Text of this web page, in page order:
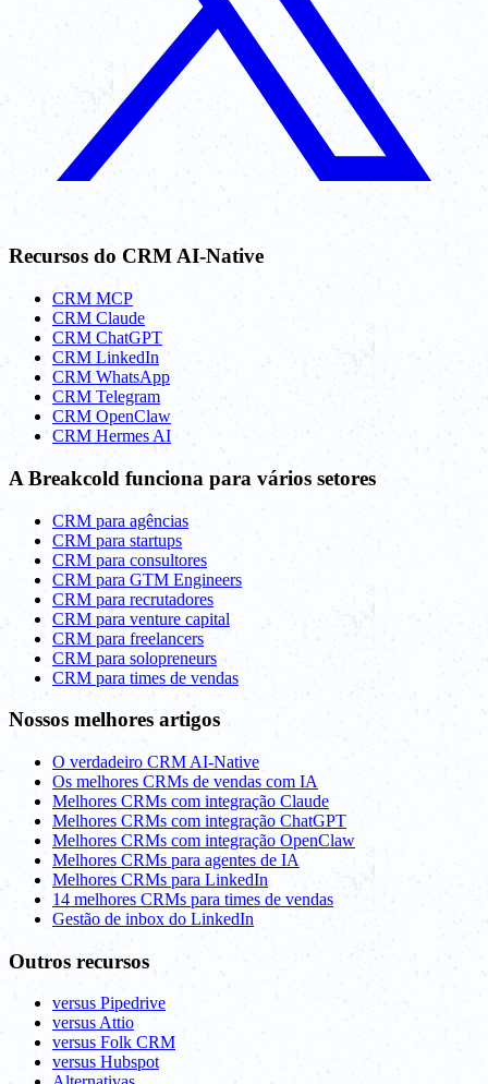
Recursos do CRM AI-Native
CRM MCP
CRM Claude
CRM ChatGPT
CRM LinkedIn
CRM WhatsApp
CRM Telegram
CRM OpenClaw
CRM Hermes AI
A Breakcold funciona para vários setores
CRM para agências
CRM para startups
CRM para consultores
CRM para GTM Engineers
CRM para recrutadores
CRM para venture capital
CRM para freelancers
CRM para solopreneurs
CRM para times de vendas
Nossos melhores artigos
O verdadeiro CRM AI-Native
Os melhores CRMs de vendas com IA
Melhores CRMs com integração Claude
Melhores CRMs com integração ChatGPT
Melhores CRMs com integração OpenClaw
Melhores CRMs para agentes de IA
Melhores CRMs para LinkedIn
14 melhores CRMs para times de vendas
Gestão de inbox do LinkedIn
Outros recursos
versus Pipedrive
versus Attio
versus Folk CRM
versus Hubspot